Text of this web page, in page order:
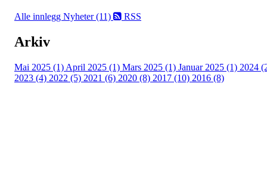
Alle innlegg Nyheter (11) RSS
Arkiv
Mai 2025 (1) April 2025 (1) Mars 2025 (1) Januar 2025 (1) 2024
2023 (4) 2022 (5) 2021 (6) 2020 (8) 2017 (10) 2016 (8)